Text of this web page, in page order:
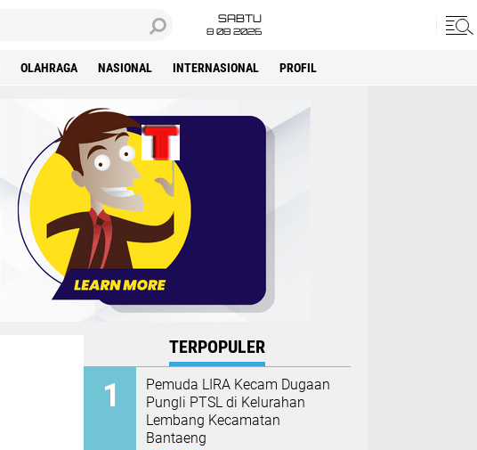
SABTU
8 08 2026
OLAHRAGA NASIONAL INTERNASIONAL PROFIL
TERPOPULER
Pemuda LIRA Kecam Dugaan
Pungli PTSL di Kelurahan
Lembang Kecamatan
Bantaeng